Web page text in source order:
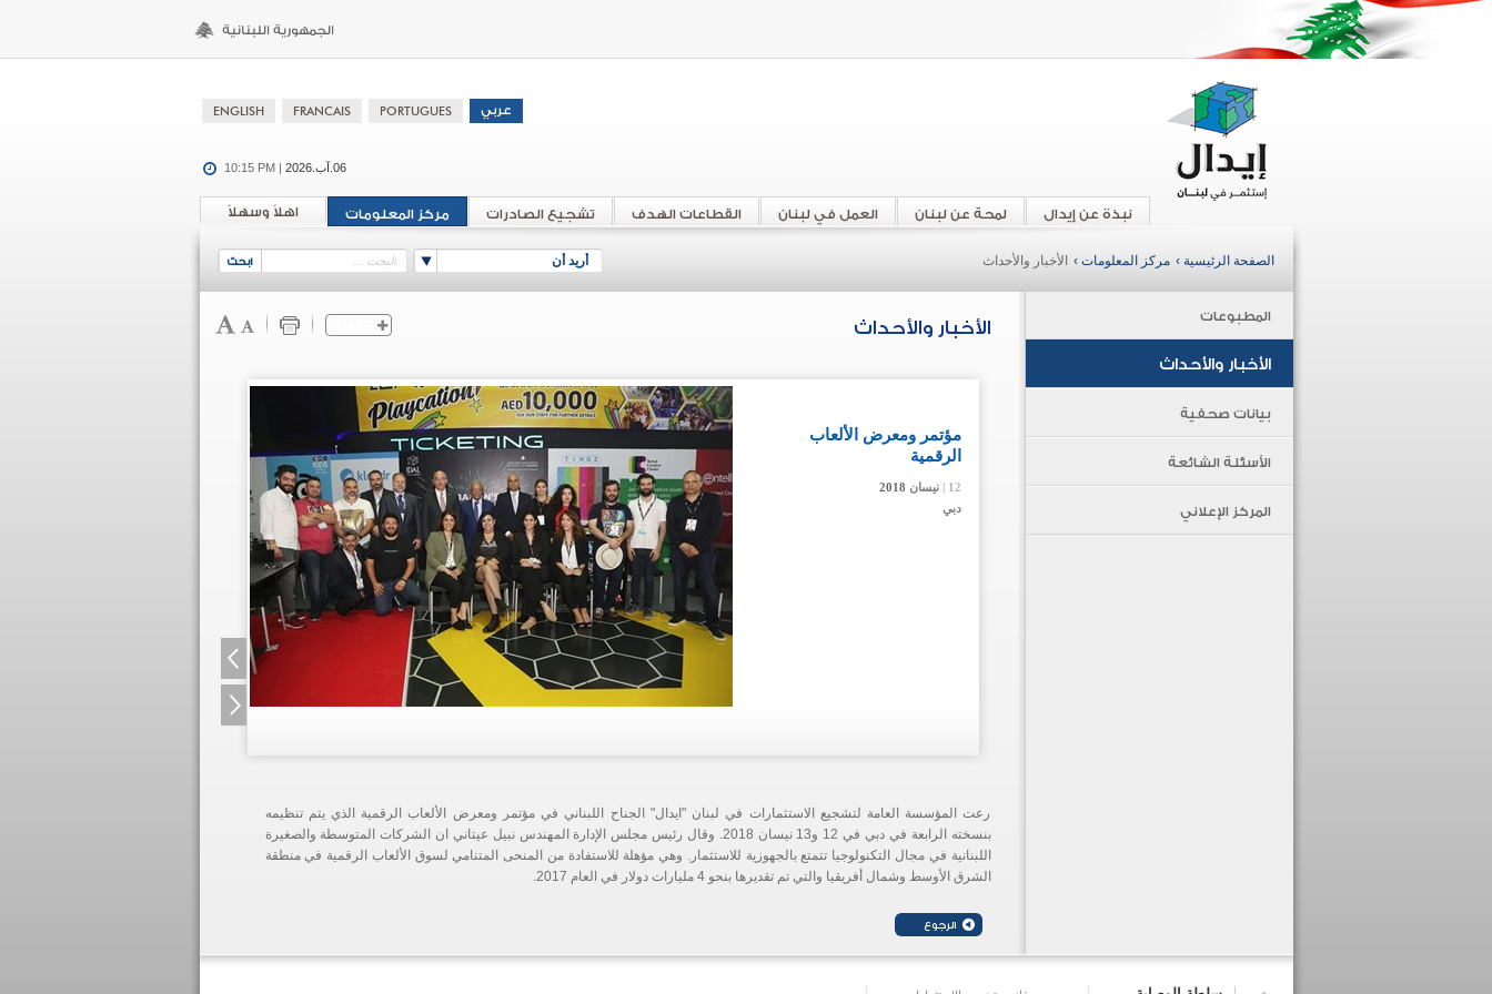
06.آب.2026 10:15 PM |
اهلاً وسهلاً مركز المعلومات تشجيع الصادرات القطاعات الهدف العمل في لبنان لمحة عن لبنان نبذة عن إيدال
أريد أن الصفحة الرئيسية › مركز المعلومات › الأخبار والأحداث
المطبوعات
الأخبار والأحداث
بيانات صحفية
الأسئلة الشائعة
المركز الإعلاني
الأخبار والأحداث
12 | نيسان
مؤتمر ومعرض الألعاب
الرقمية
12 | نيسان
دبي
12 | نيسان 12 | نيسان
رعت المؤسسة العامة لتشجيع الاستثمارات في لبنان "ايدال" الجناح اللبناني في مؤتمر ومعرض الألعاب الرقمية الذي يتم تنظيمه
بنسخته الرابعة في دبي في 12 و13 نيسان 2018. وقال رئيس مجلس الإدارة المهندس نبيل عيتاني ان الشركات المتوسطة والصغيرة
اللبنانية في مجال التكنولوجيا تتمتع بالجهوزية للاستثمار. وهي مؤهلة للاستفادة من المنحى المتنامي لسوق الألعاب الرقمية في منطقة
الشرق الأوسط وشمال أفريقيا والتي تم تقديرها بنحو 4 مليارات دولار في العام 2017.